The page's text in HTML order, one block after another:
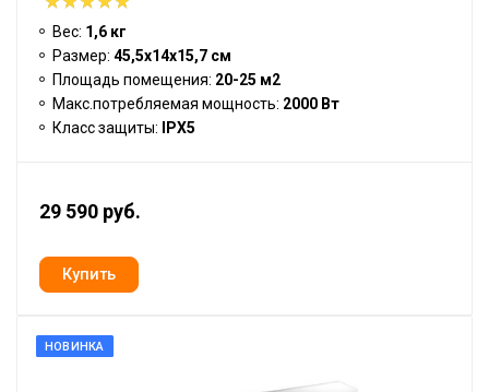
Вес: 1,6 кг
Размер: 45,5х14х15,7 см
Площадь помещения: 20-25 м2
Макс.потребляемая мощность: 2000 Вт
Класс защиты:
IPX5
29 590 руб.
НОВИНКА